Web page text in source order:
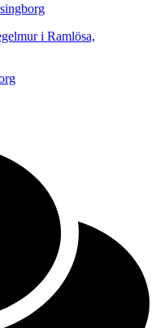
i Ramlösa,